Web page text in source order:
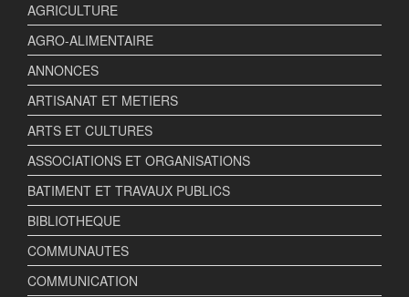
AGRICULTURE
AGRO-ALIMENTAIRE
ANNONCES
ARTISANAT ET METIERS
ARTS ET CULTURES
ASSOCIATIONS ET ORGANISATIONS
BATIMENT ET TRAVAUX PUBLICS
BIBLIOTHEQUE
COMMUNAUTES
COMMUNICATION